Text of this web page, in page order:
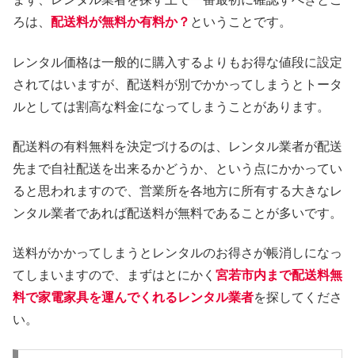
ろは、 配送料が無料か有料か？ ということです。
レンタル価格は一般的に購入するよりもお得な値段に設定
されてはいますが、配送料が別でかかってしまうとトータ
ルとしては割高な料金になってしまうことがあります。
配送料の有料無料を決定づけるのは、レンタル業者が配送
先まで自社配送を出来るかどうか、という点にかかってい
ると思われますので、営業所を各地方に所有する大きなレ
ンタル業者であれば配送料が無料であることが多いです。
送料がかかってしまうとレンタルのお得さが帳消しになっ
てしまいますので、まずはとにかく 宮若市内まで配送料無
料で家電家具を運んでくれるレンタル業者を探してくださ
い。